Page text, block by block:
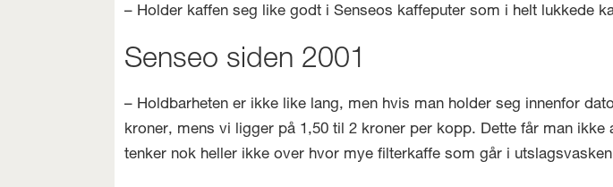
– Holder kaffen seg like godt i Senseos kaffeputer som i helt lukkede
Senseo siden 2001
– Holdbarheten er ikke like lang, men hvis man holder seg innenfor
kroner, mens vi ligger på 1,50 til 2 kroner per kopp. Dette får man
tenker nok heller ikke over hvor mye filterkaffe som går i